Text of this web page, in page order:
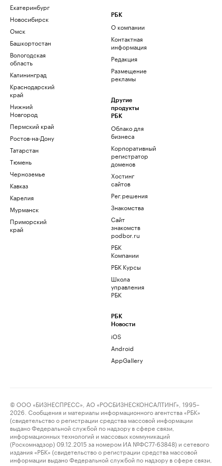
Екатеринбург
Новосибирск
Омск
Башкортостан
Вологодская
область
Калининград
Краснодарский
край
Нижний
Новгород
Пермский край
Ростов-на-Дону
Татарстан
Тюмень
Черноземье
Кавказ
Карелия
Мурманск
Приморский
край
РБК
О компании
Контактная
информация
Редакция
Размещение
рекламы
Другие
продукты
РБК
Облако для
бизнеса
Корпоративный
регистратор
доменов
Хостинг
сайтов
Рег.решения
Знакомства
Сайт
знакомств
podbor.ru
РБК
Компании
РБК Курсы
Школа
управления
РБК
РБК
Новости
iOS
Android
AppGallery
© ООО «БИЗНЕСПРЕСС», АО «РОСБИЗНЕСКОНСАЛТИНГ», 1995–
2026. Сообщения и материалы информационного агентства «РБК»
(свидетельство о регистрации средства массовой информации
выдано Федеральной службой по надзору в сфере связи,
информационных технологий и массовых коммуникаций
(Роскомнадзор) 09.12.2015 за номером ИА №ФС77-63848) и сетевого
издания «РБК» (свидетельство о регистрации средства массовой
информации выдано Федеральной службой по надзору в сфере связи,